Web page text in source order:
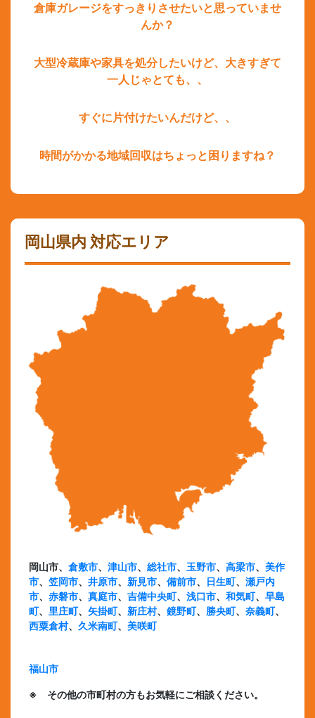
倉庫ガレージをすっきりさせたいと思っていませ
んか？
大型冷蔵庫や家具を処分したいけど、大きすぎて
一人じゃとても、、
すぐに片付けたいんだけど、、
時間がかかる地域回収はちょっと困りますね？
岡山県内 対応エリア
岡山市、 倉敷市、 津山市、 総社市、 玉野市、 高梁市、 美作
市、 笠岡市、 井原市、 新見市、 備前市、 日生町、 瀬戸内
市、 赤磐市、 真庭市、 吉備中央町、 浅口市、 和気町、 早島
町、 里庄町、 矢掛町、 新庄村、 鏡野町、 勝央町、 奈義町、
西粟倉村、 久米南町、 美咲町
福山市
※ その他の市町村の方もお気軽にご相談ください。